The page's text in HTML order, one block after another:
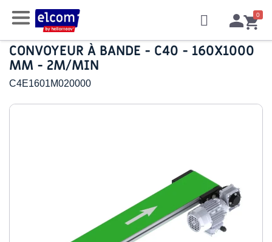
CONVOYEUR À BANDE - C40 - 160X1000
MM - 2M/MIN
C4E1601M020000